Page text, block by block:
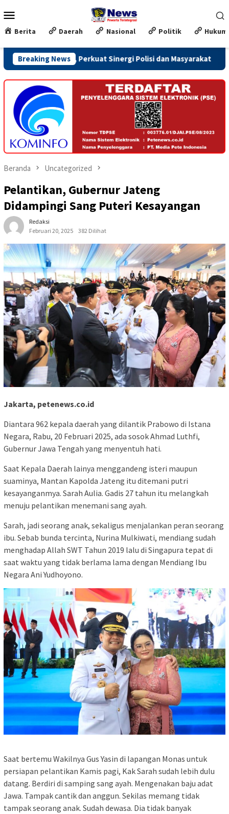
ke
kontenMobile
Berita Daerah Nasional Politik Hukum
Breaking News
Perkuat Sinergi Polisi dan Masyarakat Honor TPP
Beranda Uncategorized
Pelantikan, Gubernur Jateng
Didampingi Sang Puteri Kesayangan
Redaksi
Februari 20, 2025
382 Dilihat
Jakarta, petenews.co.id
Diantara 962 kepala daerah yang dilantik Prabowo di Istana
Negara, Rabu, 20 Februari 2025, ada sosok Ahmad Luthfi,
Gubernur Jawa Tengah yang menyentuh hati.
Saat Kepala Daerah lainya menggandeng isteri maupun
suaminya, Mantan Kapolda Jateng itu ditemani putri
kesayanganmya. Sarah Aulia. Gadis 27 tahun itu melangkah
menuju pelantikan menemani sang ayah.
Sarah, jadi seorang anak, sekaligus menjalankan peran seorang
ibu. Sebab bunda tercinta, Nurina Mulkiwati, mendiang sudah
menghadap Allah SWT Tahun 2019 lalu di Singapura tepat di
saat waktu yang tidak berlama lama dengan Mendiang Ibu
Negara Ani Yudhoyono.
Saat bertemu Wakilnya Gus Yasin di lapangan Monas untuk
persiapan pelantikan Kamis pagi, Kak Sarah sudah lebih dulu
datang. Berdiri di samping sang ayah. Mengenakan baju adat
Jawa. Tampak cantik dan anggun. Sekilas memang tidak
tampak seorang anak. Sudah dewasa. Dia tidak banyak